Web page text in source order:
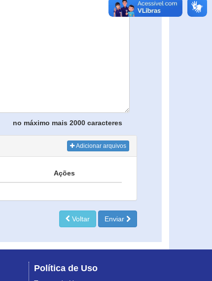
no máximo mais 2000 caracteres
Adicionar arquivos
Ações
Voltar Enviar
Política de Uso